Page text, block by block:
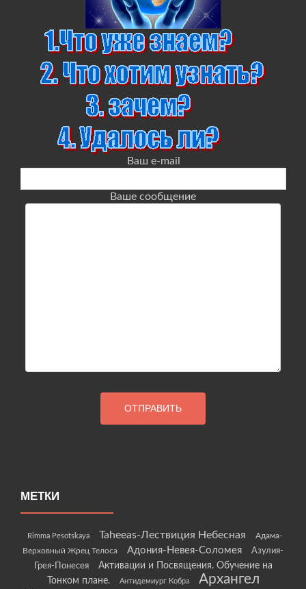
Ваш e-mail
Ваше сообщение
МЕТКИ
Rimma Pesotskaya Taheeas-Лествиция Небесная
Адама-
Верховный Жрец Телоса
Адония-Невея-Соломея
Азулия-
Грея-Понесея
Активации и Посвящения. Обучение на
Тонком плане.
Антидемиург Кобра
Архангел